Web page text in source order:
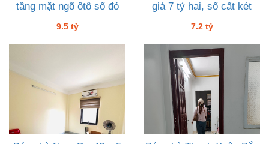
tầng mặt ngõ ôtô sổ đỏ
9.5 tỷ
giá 7 tỷ hai, sổ cất két
7.2 tỷ